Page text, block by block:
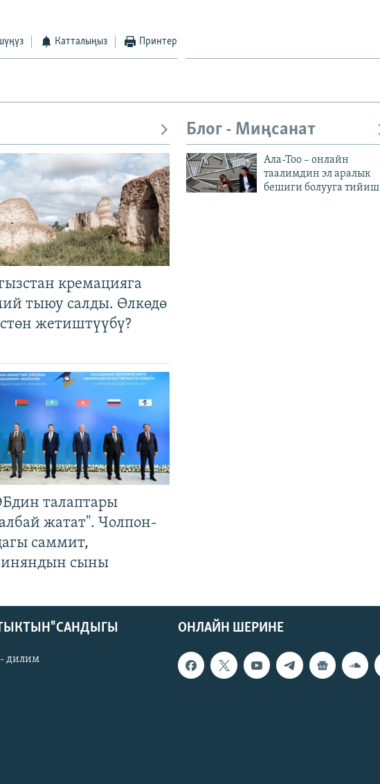
Катталыңыз Принтер
кремацияга
тыюу салды. Өлкөдө
жетиштүүбү?
талаптары
жатат". Чолпон-
саммит,
сыны
Блог - Миңсанат
Ала-Тоо – онлайн
таалимдин эл аралык
бешиги болууга тийиш
ОНЛАЙН ШЕРИНЕ
САНДЫГЫ
дилим